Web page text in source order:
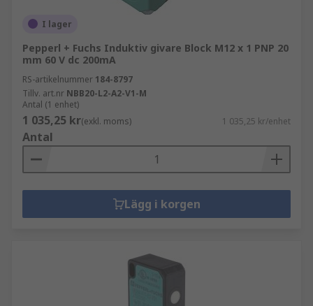
I lager
Pepperl + Fuchs Induktiv givare Block M12 x 1 PNP 20
mm 60 V dc 200mA
RS-artikelnummer 184-8797
Tillv. art.nr NBB20-L2-A2-V1-M
Antal (1 enhet)
1 035,25 kr(exkl. moms) 1 035,25 kr/enhet
Antal
Lägg i korgen